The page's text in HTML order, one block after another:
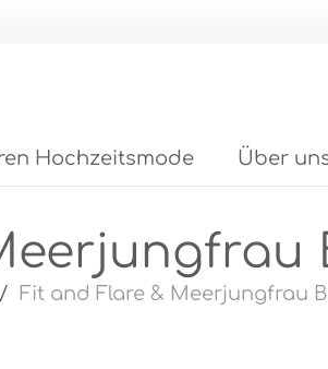
Hochzeitsmode Über
/ Fit and Flare & Meerjungfrau